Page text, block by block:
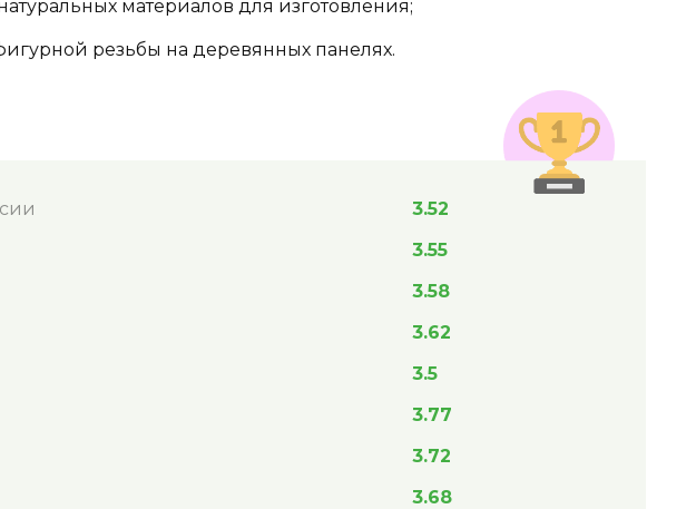
материалов для изготовления;
резьбы на деревянных панелях.
3.52
3.55
3.58
3.62
3.5
3.77
3.72
3.68